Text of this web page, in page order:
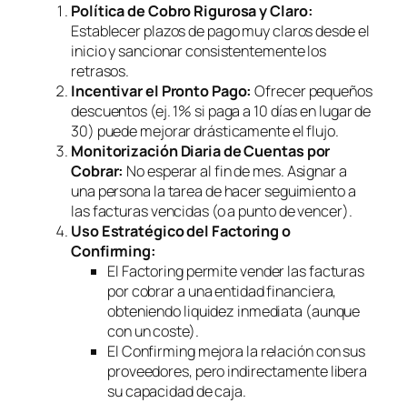
Política de Cobro Rigurosa y Claro:
Establecer plazos de pago muy claros desde el
inicio y sancionar consistentemente los
retrasos.
Incentivar el Pronto Pago: Ofrecer pequeños
descuentos (ej. 1% si paga a 10 días en lugar de
30) puede mejorar drásticamente el flujo.
Monitorización Diaria de Cuentas por
Cobrar: No esperar al fin de mes. Asignar a
una persona la tarea de hacer seguimiento a
las facturas vencidas (o a punto de vencer).
Uso Estratégico del Factoringo
Confirming:
El Factoringpermite vender las facturas
por cobrar a una entidad financiera,
obteniendo liquidez inmediata (aunque
con un coste).
ElConfirmingmejora la relación con sus
proveedores, pero indirectamente libera
su capacidad de caja.